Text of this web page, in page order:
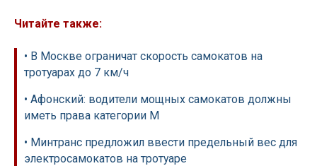
Читайте также:
• В Москве ограничат скорость самокатов на
тротуарах до 7 км/ч
• Афонский: водители мощных самокатов должны
иметь права категории М
• Минтранс предложил ввести предельный вес для
электросамокатов на тротуаре